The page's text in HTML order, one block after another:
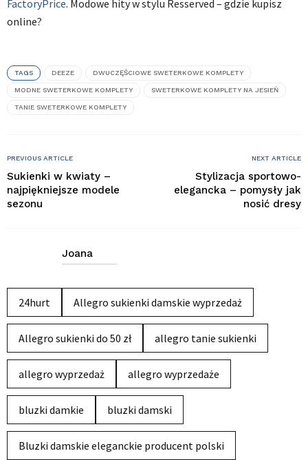
FactoryPrice. Modowe hity w stylu Resserved – gdzie kupisz
online?
TAGS DEEZE DWUCZĘŚCIOWE SWETERKOWE KOMPLETY
MODNE SWETERKOWE KOMPLETY SWETERKOWE KOMPLETY NA JESIEŃ
TANIE SWETERKOWE KOMPLETY
PREVIOUS ARTICLE
Sukienki w kwiaty –
najpiękniejsze modele
sezonu
NEXT ARTICLE
Stylizacja sportowo-
elegancka – pomysły jak
nosić dresy
Joana
24hurt Allegro sukienki damskie wyprzedaż
Allegro sukienki do 50 zł allegro tanie sukienki
allegro wyprzedaż allegro wyprzedaże
bluzki damkie bluzki damski
Bluzki damskie eleganckie producent polski